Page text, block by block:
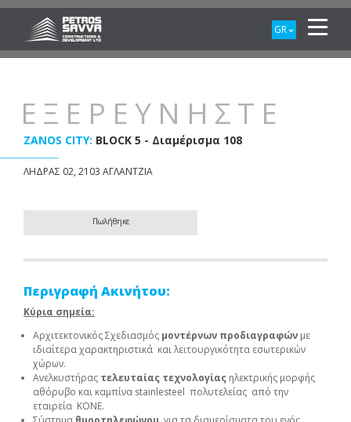
GR
ΕΞΕΡΕΥΝΗΣΤΕ
ZANOS CITY: BLOCK 5 - Διαμέρισμα 108
ΛΗΔΡΑΣ 02, 2103 ΑΓΛΑΝΤΖΙΑ
Πωλήθηκε
Περιγραφή Ακινήτου:
Κύρια σημεία:
Αρχιτεκτονικός Σχεδιασμός μοντέρνων προδιαγραφών με
ιδιαίτερα χαρακτηριστικά και λειτουργικότητα εσωτερικών
χώρων.
Ανελκυστήρας τελευταίας τεχνολογίας ηλεκτρικής μορφής
αθόρυβο και καμπίνα stainlesteel πολυτελείας από την
εταιρεία ΚΟΝΕ.